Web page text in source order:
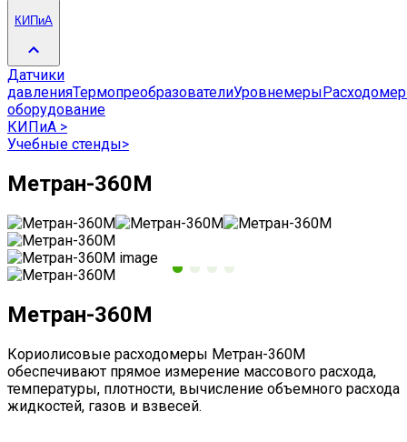
КИПиА
Датчики
давленияТермопреобразователиУровнемеры
оборудование
КИПиА >
Учебные стенды>
Метран-360М
Метран-360М
Кориолисовые расходомеры Метран-360М
обеспечивают прямое измерение массового расхода,
температуры, плотности, вычисление объемного расхода
жидкостей, газов и взвесей.